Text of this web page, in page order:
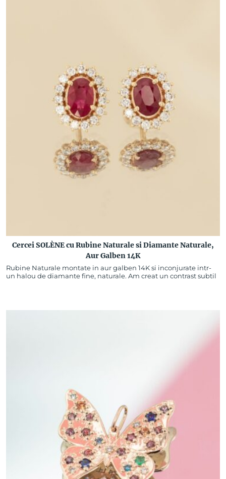
Cercei SOLÈNE cu Rubine Naturale si Diamante Naturale,
Aur Galben 14K
Rubine Naturale montate in aur galben 14K si inconjurate intr-
un halou de diamante fine, naturale. Am creat un contrast subtil